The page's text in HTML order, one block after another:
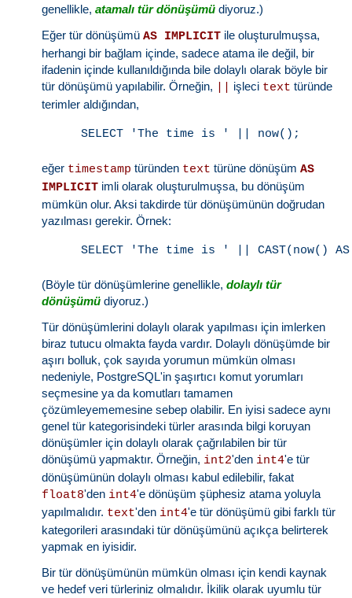
genellikle,atamalı tür dönüşümü diyoruz.)
Eğer tür dönüşümüAS IMPLICIT ile oluşturulmuşsa,
herhangi bir bağlam içinde, sadece atama ile değil, bir
ifadenin içinde kullanıldığında bile dolaylı olarak böyle bir
tür dönüşümü yapılabilir. Örneğin,
işleci text türünde
terimler aldığından,
eğer timestamp türünden text türüne dönüşümAS
IMPLICIT imli olarak oluşturulmuşsa, bu dönüşüm
mümkün olur. Aksi takdirde tür dönüşümünün doğrudan
yazılması gerekir. Örnek:
(Böyle tür dönüşümlerine genellikle,dolaylı tür
dönüşümü diyoruz.)
Tür dönüşümlerini dolaylı olarak yapılması için imlerken
biraz tutucu olmakta fayda vardır. Dolaylı dönüşümde bir
aşırı bolluk, çok sayıda yorumun mümkün olması
nedeniyle, PostgreSQL'in şaşırtıcı komut yorumları
seçmesine ya da komutları tamamen
çözümleyememesine sebep olabilir. En iyisi sadece aynı
genel tür kategorisindeki türler arasında bilgi koruyan
dönüşümler için dolaylı olarak çağrılabilen bir tür
dönüşümü yapmaktır. Örneğin, int2'den int4'e tür
dönüşümünün dolaylı olması kabul edilebilir, fakat
float8'den int4'e dönüşüm şüphesiz atama yoluyla
yapılmalıdır. text'den int4'e tür dönüşümü gibi farklı tür
kategorileri arasındaki tür dönüşümünü açıkça belirterek
yapmak en iyisidir.
Bir tür dönüşümünün mümkün olması için kendi kaynak
ve hedef veri türleriniz olmalıdır. İkilik olarak uyumlu tür